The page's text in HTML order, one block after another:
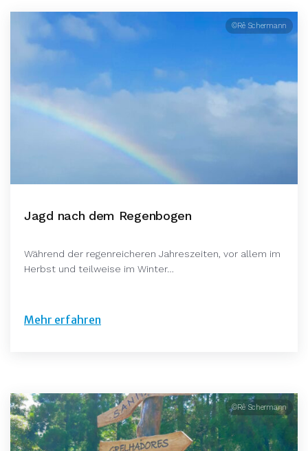
©Rê Schermann
Jagd nach dem Regenbogen
Während der regenreicheren Jahreszeiten, vor allem im
Herbst und teilweise im Winter…
Mehr erfahren
©Rê Schermann